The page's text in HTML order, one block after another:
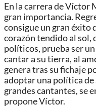
En la carrera de Víctor
gran importancia.
consigue un gran éxito
corazón tendido al sol,
políticos, prueba ser
cantar a su tierra, al
genera tras su fichaje
adoptar una política
grandes cantantes, se
propone Víctor.